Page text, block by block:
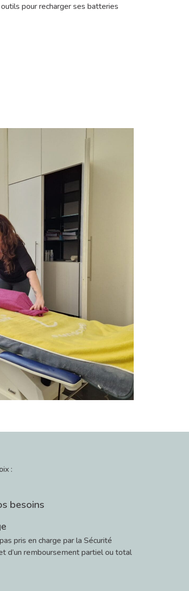
pour recharger ses batteries
:
besoins
pris en charge par la Sécurité
d’un remboursement partiel ou total